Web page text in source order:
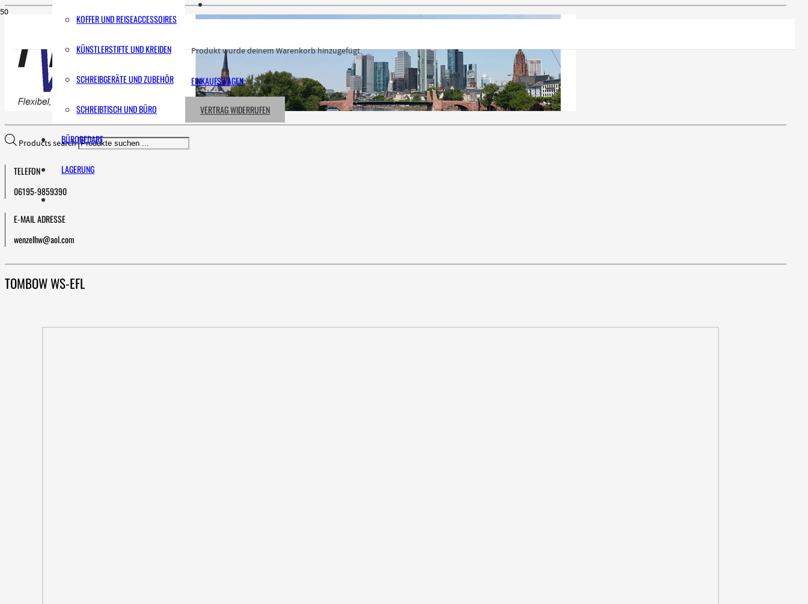
KOFFER UND REISEACCESSOIRES
KÜNSTLERSTIFTE UND KREIDEN
SCHREIBGERÄTE UND ZUBEHÖR
SCHREIBTISCH UND BÜRO
BÜROBEDARF
LAGERUNG
Produktwurde deinem Warenkorb hinzugefügt.
EINKAUFSWAGEN
VERTRAG WIDERRUFEN
Products search
TELEFON
06195-9859390
E-MAIL ADRESSE
wenzelhw@aol.com
TOMBOW WS-EFL